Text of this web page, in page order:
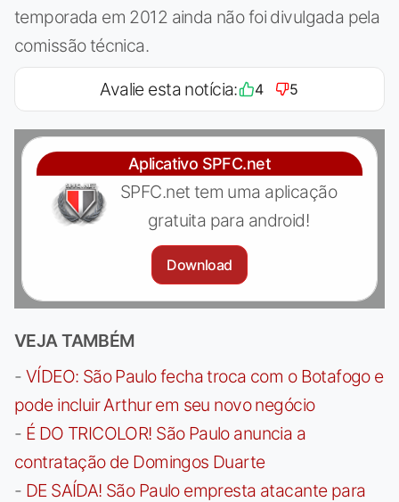
temporada em 2012 ainda não foi divulgada pela
comissão técnica.
Avalie esta notícia: 4 5
Aplicativo SPFC.net
SPFC.net tem uma aplicação
gratuita para android!
Download
VEJA TAMBÉM
- VÍDEO: São Paulo fecha troca com o Botafogo e
pode incluir Arthur em seu novo negócio
- É DO TRICOLOR! São Paulo anuncia a
contratação de Domingos Duarte
- DE SAÍDA! São Paulo empresta atacante para